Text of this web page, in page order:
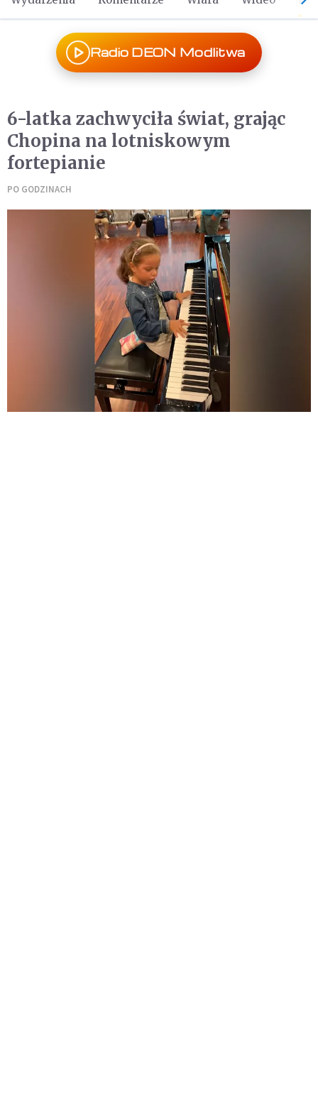
Radio DEON Modlitwa
6-latka zachwyciła świat, grając
Chopina na lotniskowym
fortepianie
PO GODZINACH